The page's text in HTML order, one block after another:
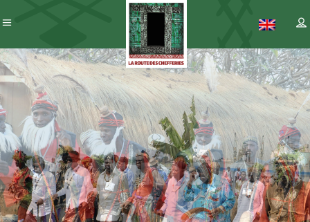
Patrimoine
– ICC